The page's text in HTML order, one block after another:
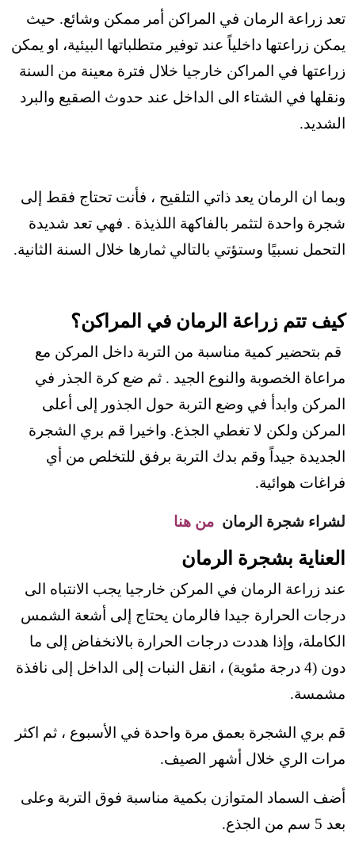
تعد زراعة الرمان في المراكن أمر ممكن وشائع. حيث
يمكن زراعتها داخلياً عند توفير متطلباتها البيئية، او يمكن
زراعتها في المراكن خارجيا خلال فترة معينة من السنة
ونقلها في الشتاء الى الداخل عند حدوث الصقيع والبرد
الشديد.
وبما ان الرمان يعد ذاتي التلقيح ، فأنت تحتاج فقط إلى
شجرة واحدة لتثمر بالفاكهة اللذيذة . فهي تعد شديدة
التحمل نسبيًا وستؤتي بالتالي ثمارها خلال السنة الثانية.
كيف تتم زراعة الرمان في المراكن؟
قم بتحضير كمية مناسبة من التربة داخل المركن مع
مراعاة الخصوبة والنوع الجيد . ثم ضع كرة الجذر في
المركن وابدأ في وضع التربة حول الجذور إلى أعلى
المركن ولكن لا تغطي الجذع. واخيرا قم بري الشجرة
الجديدة جيداً وقم بدك التربة برفق للتخلص من أي
فراغات هوائية.
لشراء شجرة الرمان من هنا
العناية بشجرة الرمان
عند زراعة الرمان في المركن خارجيا يجب الانتباه الى
درجات الحرارة جيدا فالرمان يحتاج إلى أشعة الشمس
الكاملة، وإذا هددت درجات الحرارة بالانخفاض إلى ما
دون (4 درجة مئوية) ، انقل النبات إلى الداخل إلى نافذة
مشمسة.
قم بري الشجرة بعمق مرة واحدة في الأسبوع ، ثم اكثر
مرات الري خلال أشهر الصيف.
أضف السماد المتوازن بكمية مناسبة فوق التربة وعلى
بعد 5 سم من الجذع.